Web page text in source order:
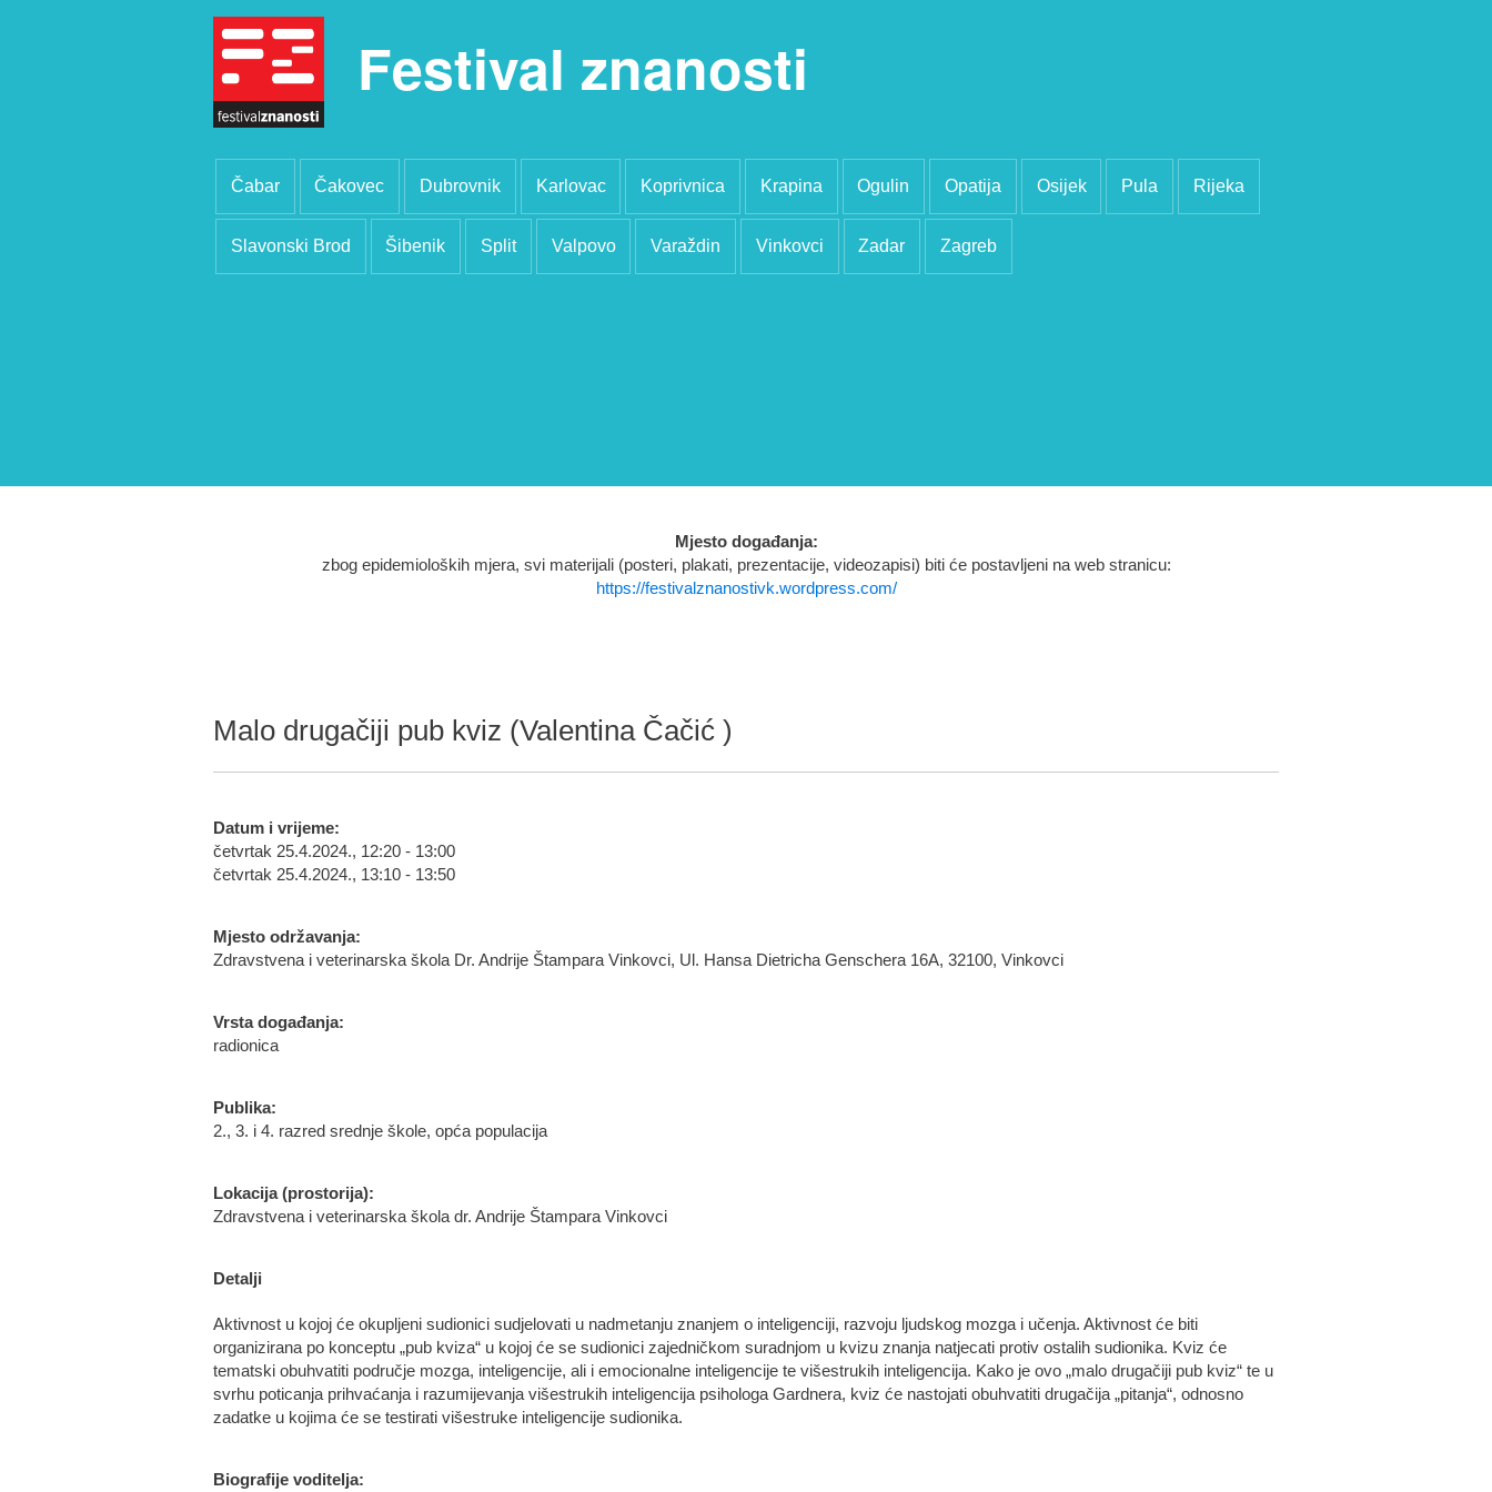
Festival znanosti
Čabar Čakovec Dubrovnik Karlovac Koprivnica Krapina Ogulin Opatija Osijek Pula Rijeka
Slavonski Brod Šibenik Split Valpovo Varaždin Vinkovci Zadar Zagreb
Mjesto događanja:
zbog epidemioloških mjera, svi materijali (posteri, plakati, prezentacije, videozapisi) biti će postavljeni na web stranicu:
https://festivalznanostivk.wordpress.com/
Malo drugačiji pub kviz (Valentina Čačić )
Datum i vrijeme:
četvrtak 25.4.2024., 12:20 - 13:00
četvrtak 25.4.2024., 13:10 - 13:50
Mjesto održavanja:
Zdravstvena i veterinarska škola Dr. Andrije Štampara Vinkovci, Ul. Hansa Dietricha Genschera 16A, 32100, Vinkovci
Vrsta događanja:
radionica
Publika:
2., 3. i 4. razred srednje škole, opća populacija
Lokacija (prostorija):
Zdravstvena i veterinarska škola dr. Andrije Štampara Vinkovci
Detalji
Aktivnost u kojoj će okupljeni sudionici sudjelovati u nadmetanju znanjem o inteligenciji, razvoju ljudskog mozga i učenja. Aktivnost će biti
organizirana po konceptu „pub kviza“ u kojoj će se sudionici zajedničkom suradnjom u kvizu znanja natjecati protiv ostalih sudionika. Kviz će
tematski obuhvatiti područje mozga, inteligencije, ali i emocionalne inteligencije te višestrukih inteligencija. Kako je ovo „malo drugačiji pub kviz“ te u
svrhu poticanja prihvaćanja i razumijevanja višestrukih inteligencija psihologa Gardnera, kviz će nastojati obuhvatiti drugačija „pitanja“, odnosno
zadatke u kojima će se testirati višestruke inteligencije sudionika.
Biografije voditelja: